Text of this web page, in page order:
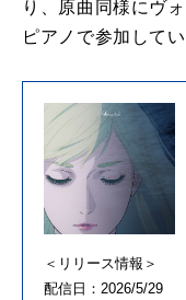
り、原曲同様にヴ
ピアノで参加してい
＜リリース情報＞
配信日：2026/5/29